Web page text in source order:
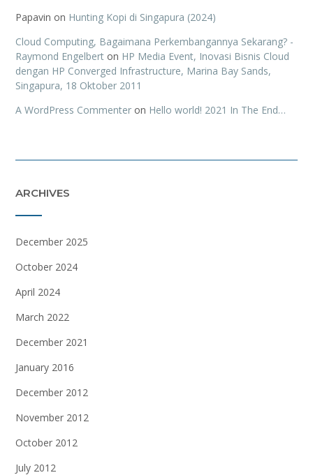
Papavin on Hunting Kopi di Singapura (2024)
Cloud Computing, Bagaimana Perkembangannya Sekarang? -
Raymond Engelbert on HP Media Event, Inovasi Bisnis Cloud
dengan HP Converged Infrastructure, Marina Bay Sands,
Singapura, 18 Oktober 2011
A WordPress Commenter on Hello world! 2021 In The End…
ARCHIVES
December 2025
October 2024
April 2024
March 2022
December 2021
January 2016
December 2012
November 2012
October 2012
July 2012